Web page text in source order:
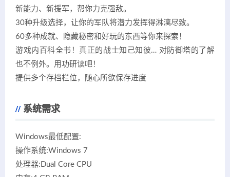
新能力、新援军，帮你力克强敌。
30种升级选择，让你的军队将潜力发挥得淋漓尽致。
60多种成就、隐藏秘密和好玩的东西等你来探索！
游戏内百科全书！真正的战士知己知彼… 对防御塔的了解
也不例外。用功研读吧！
提供多个存档栏位，随心所欲保存进度
系统需求
Windows最低配置:
操作系统:Windows 7
处理器:Dual Core CPU